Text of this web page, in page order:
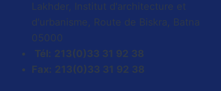
Lakhder, Institut d'architecture et
d'urbanisme, Route de Biskra, Batna
05000
Tél: 213(0)33 31 92 38
Fax: 213(0)33 31 92 38